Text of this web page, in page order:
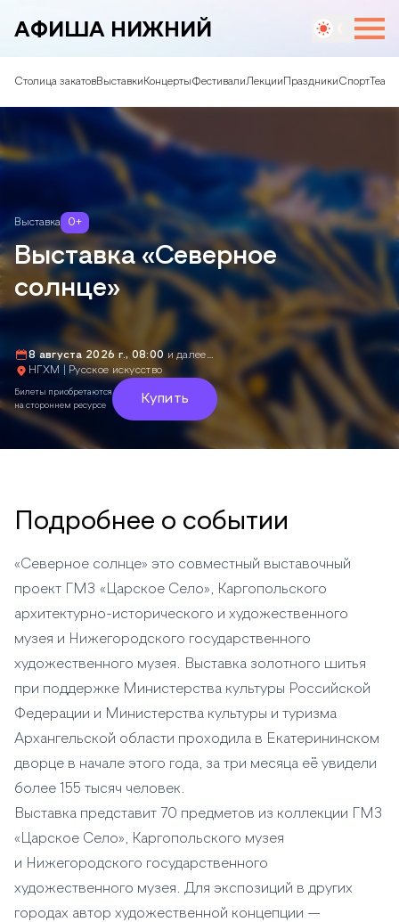
АФИША НИЖНИЙ
Столица закатовВыставкиКонцертыФестивалиЛекции ПраздникиСпорт
Выставка 0+
Выставка «Северное
солнце»
8 августа 2026 г., 08:00 и далее…
НГХМ | Русское искусство
Билеты приобретаются
на стороннем ресурсе
Купить
Подробнее о событии
«Северное солнце» это совместный выставочный
проект ГМЗ «Царское Село», Каргопольского
архитектурно-исторического и художественного
музея и Нижегородского государственного
художественного музея. Выставка золотного шитья
при поддержке Министерства культуры Российской
Федерации и Министерства культуры и туризма
Архангельской области проходила в Екатерининском
дворце в начале этого года, за три месяца её увидели
более 155 тысяч человек.
Выставка представит 70 предметов из коллекции ГМЗ
«Царское Село», Каргопольского музея
и Нижегородского государственного
художественного музея. Для экспозиций в других
городах автор художественной концепции —